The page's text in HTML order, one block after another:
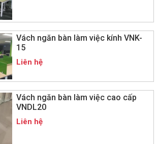
Vách ngăn bàn làm việc kính VNK-
15
Liên hệ
Vách ngăn bàn làm việc cao cấp
VNDL20
Liên hệ